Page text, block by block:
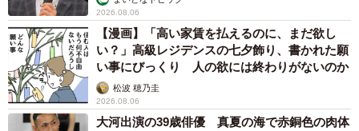
2026.08.06
【漫画】「高い家賃を払えるのに、まだ欲し
い？」高級レジデンスの七夕飾り、書かれた願
い事にびっくり 人の欲には終わりがないのか
松波 穂乃圭
2026.08.06
大河出演の39歳俳優 真夏の海で赤銅色の肉体